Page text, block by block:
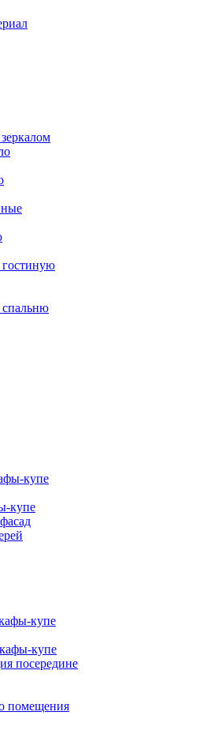
купе
купе
купе
купе
посередине
помещения